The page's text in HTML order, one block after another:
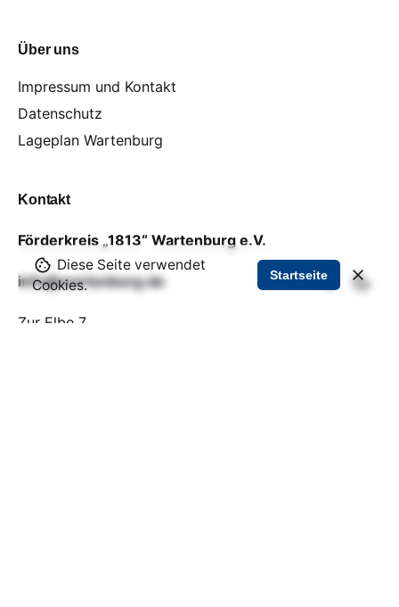
Über uns
Impressum und Kontakt
Datenschutz
Lageplan Wartenburg
Kontakt
Förderkreis „1813“ Wartenburg e.V.
info@wartenburg.de
Zur Elbe 7
Diese Seite verwendet
Cookies.
Startseite